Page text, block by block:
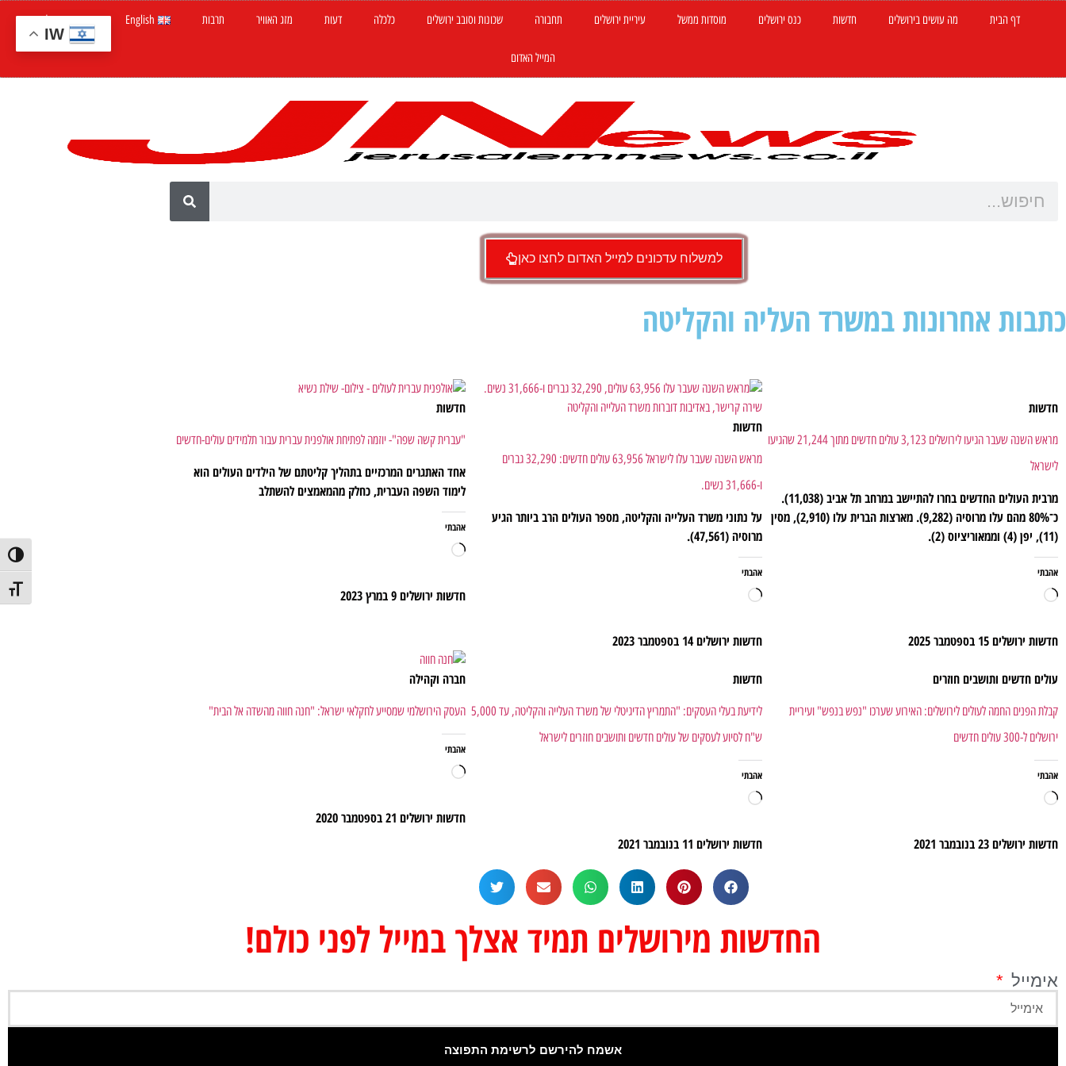
מתג
דף הבית מה עושים בירושלים חדשות כנס ירושלים מוסדות ממשל עיריית ירושלים תחבורה שכונות וסובב ירושלים כלכלה דעות מזג האוויר תרבות English חדשות ישראל
המייל האדום
למשלוח עדכונים למייל האדום לחצו כאן
כתבות אחרונות במשרד העליה והקליטה
חדשות
מראש השנה שעבר הגיעו לירושלים 3,123 עולים חדשים מתוך 21,244 שהגיעו
לישראל
מרבית העולים החדשים בחרו להתיישב במרחב תל אביב (11,038).
כ־80% מהם עלו מרוסיה (9,282). מארצות הברית עלו (2,910), מסין
(11), יפן (4) וממאוריציוס (2).
אהבתי
חדשות ירושלים15 בספטמבר 2025
חדשות
מראש השנה שעבר עלו לישראל 63,956 עולים חדשים: 32,290 גברים
ו-31,666 נשים.
על נתוני משרד העלייה והקליטה, מספר העולים הרב ביותר הגיע
מרוסיה (47,561).
אהבתי
חדשות ירושלים14 בספטמבר 2023
חדשות
"עברית קשה שפה"- יוזמה לפתיחת אולפנית עברית עבור תלמידים עולים-חדשים
אחד האתגרים המרכזיים בתהליך קליטתם של הילדים העולים הוא
לימוד השפה העברית, כחלק מהמאמצים להשתלב
אהבתי
חדשות ירושלים9 במרץ 2023
עולים חדשים ותושבים חוזרים
קבלת הפנים החמה לעולים לירושלים: האירוע שערכו "נפש בנפש" ועיריית
ירושלים ל-300 עולים חדשים
אהבתי
חדשות ירושלים23 בנובמבר 2021
חדשות
לידיעת בעלי העסקים: "התמריץ הדיגיטלי של משרד העלייה והקליטה, עד 5,000
ש"ח לסיוע לעסקים של עולים חדשים ותושבים חוזרים לישראל
אהבתי
חדשות ירושלים 11 בנובמבר 2021
חברה וקהילה
העסק הירושלמי שמסייע לחקלאי ישראל: "חנה חווה מהשדה אל הבית"
אהבתי
חדשות ירושלים 21 בספטמבר 2020
החדשות מירושלים תמיד אצלך במייל לפני כולם!
אימייל
אשמח להירשם לרשימת התפוצה
IW